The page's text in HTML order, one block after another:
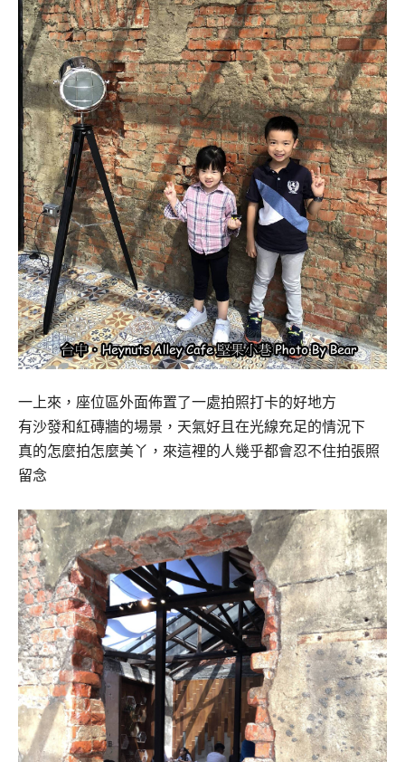
一上來，座位區外面佈置了一處拍照打卡的好地方
有沙發和紅磚牆的場景，天氣好且在光線充足的情況下
真的怎麼拍怎麼美丫，來這裡的人幾乎都會忍不住拍張照
留念